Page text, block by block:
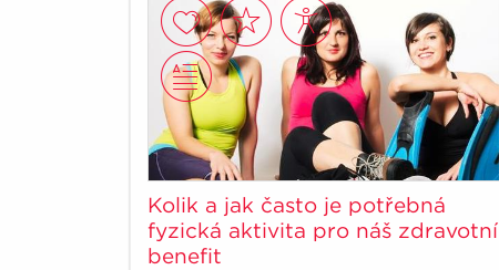
Kolik a jak často je potřebná
fyzická aktivita pro náš zdravotní
benefit